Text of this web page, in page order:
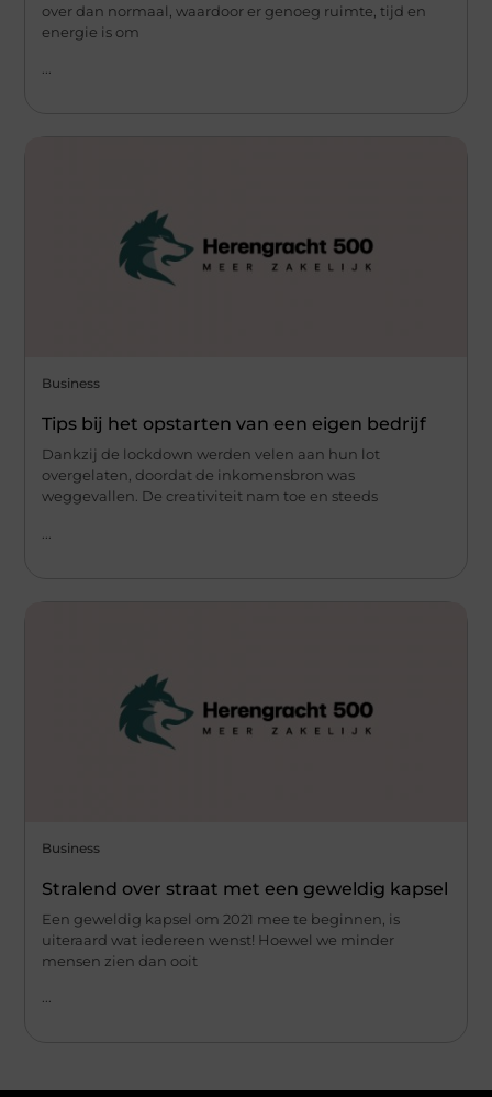
over dan normaal, waardoor er genoeg ruimte, tijd en
energie is om
...
Business
Tips bij het opstarten van een eigen bedrijf
Dankzij de lockdown werden velen aan hun lot
overgelaten, doordat de inkomensbron was
weggevallen. De creativiteit nam toe en steeds
Business
Stralend over straat met een geweldig kapsel
Een geweldig kapsel om 2021 mee te beginnen, is
uiteraard wat iedereen wenst! Hoewel we minder
mensen zien dan ooit